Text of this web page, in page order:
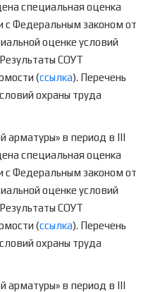
специальная оценка
с Федеральным законом от
оценке условий
СОУТ
(ссылка). Перечень
охраны труда
арматуры» в период в III
специальная оценка
с Федеральным законом от
оценке условий
СОУТ
(ссылка). Перечень
охраны труда
арматуры» в период в III